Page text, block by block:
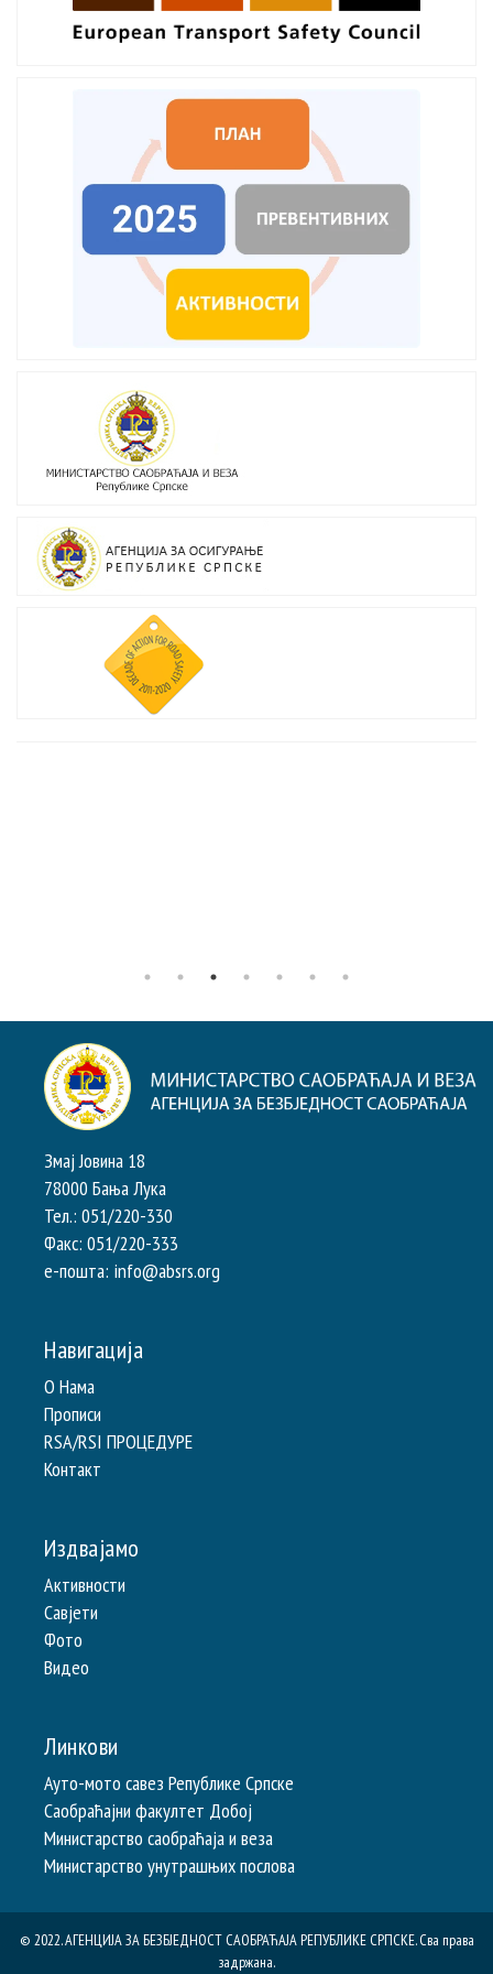
Змај Јовина 18
78000 Бања Лука
Тел.: 051/220-330
Факс: 051/220-333
e-пошта: info@absrs.org
Навигација
О Нама
Прописи
RSA/RSI ПРОЦЕДУРЕ
Контакт
Издвајамо
Активности
Савјети
Фото
Видео
Линкови
Ауто-мото савез Републике Српске
Саобраћајни факултет Добој
Министарство саобраћаја и веза
Министарство унутрашњих послова
© 2022. АГЕНЦИЈА ЗА БЕЗБЈЕДНОСТ САОБРАЋАЈА РЕПУБЛИКE СРПСКЕ. Сва права
задржана.